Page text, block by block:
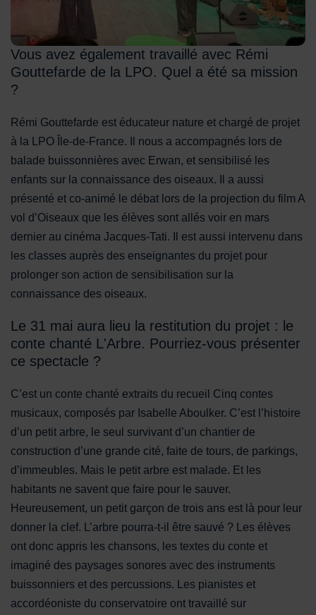
Vous avez également travaillé avec Rémi
Gouttefarde de la LPO. Quel a été sa mission
?
Rémi Gouttefarde est éducateur nature et chargé de projet
à la LPO Île-de-France. Il nous a accompagnés lors de
balade buissonnières avec Erwan, et sensibilisé les
enfants sur la connaissance des oiseaux. Il a aussi
présenté et co-animé le débat lors de la projection du film A
vol d’Oiseaux que les élèves sont allés voir en mars
dernier au cinéma Jacques-Tati. Il est aussi intervenu dans
les classes auprès des enseignantes du projet pour
prolonger son action de sensibilisation sur la
connaissance des oiseaux.
Le 31 mai aura lieu la restitution du projet : le
conte chanté L'Arbre. Pourriez-vous présenter
ce spectacle ?
C’est un conte chanté extraits du recueil Cinq contes
musicaux, composés par Isabelle Aboulker. C’est l’histoire
d’un petit arbre, le seul survivant d’un chantier de
construction d’une grande cité, faite de tours, de parkings,
d’immeubles. Mais le petit arbre est malade. Et les
habitants ne savent que faire pour le sauver.
Heureusement, un petit garçon de trois ans est là pour leur
donner la clef. L’arbre pourra-t-il être sauvé ? Les élèves
ont donc appris les chansons, les textes du conte et
imaginé des paysages sonores avec des instruments
buissonniers et des percussions. Les pianistes et
accordéoniste du conservatoire ont travaillé sur